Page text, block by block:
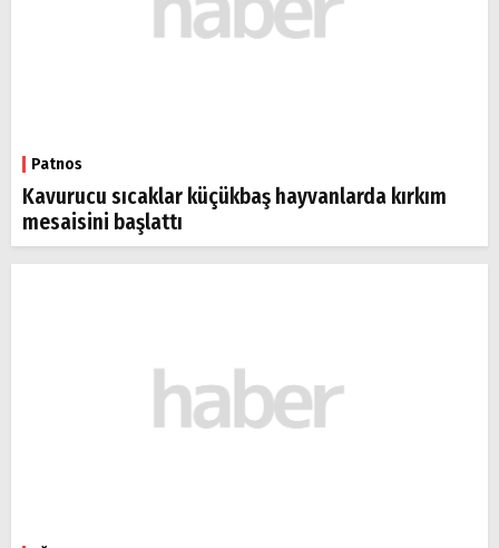
Patnos
Kavurucu sıcaklar küçükbaş hayvanlarda kırkım
mesaisini başlattı